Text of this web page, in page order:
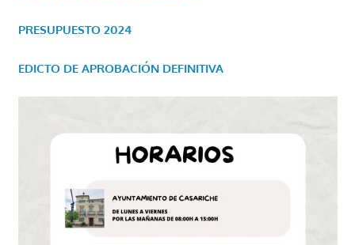
PRESUPUESTO 2024
EDICTO DE APROBACIÓN DEFINITIVA